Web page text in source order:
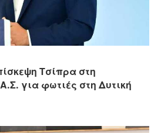
Τσίπρα στη
για φωτιές στη Δυτική